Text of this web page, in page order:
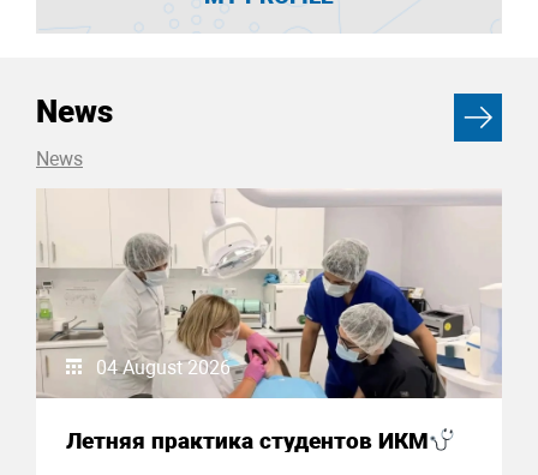
News
News
04 August 2026
Летняя практика студентов ИКМ